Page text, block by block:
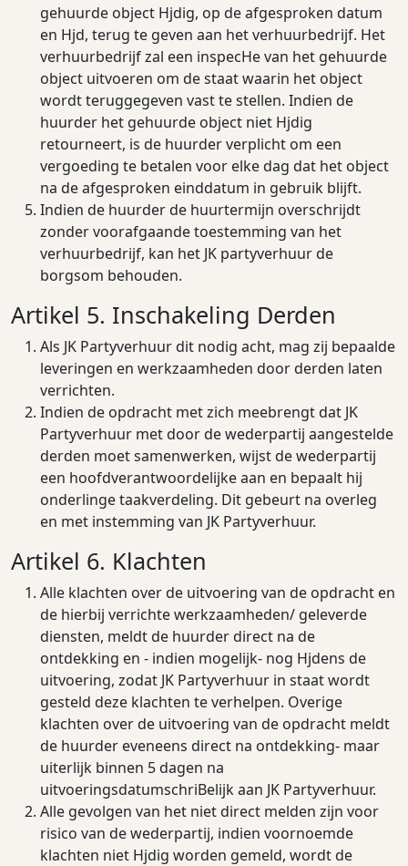
gehuurde object Hjdig, op de afgesproken datum
en Hjd, terug te geven aan het verhuurbedrijf. Het
verhuurbedrijf zal een inspecHe van het gehuurde
object uitvoeren om de staat waarin het object
wordt teruggegeven vast te stellen. Indien de
huurder het gehuurde object niet Hjdig
retourneert, is de huurder verplicht om een
vergoeding te betalen voor elke dag dat het object
na de afgesproken einddatum in gebruik blijft.
Indien de huurder de huurtermijn overschrijdt
zonder voorafgaande toestemming van het
verhuurbedrijf, kan het JK partyverhuur de
borgsom behouden.
Artikel 5. Inschakeling Derden
Als JK Partyverhuur dit nodig acht, mag zij bepaalde
leveringen en werkzaamheden door derden laten
verrichten.
Indien de opdracht met zich meebrengt dat JK
Partyverhuur met door de wederpartij aangestelde
derden moet samenwerken, wijst de wederpartij
een hoofdverantwoordelijke aan en bepaalt hij
onderlinge taakverdeling. Dit gebeurt na overleg
en met instemming van JK Partyverhuur.
Artikel 6. Klachten
Alle klachten over de uitvoering van de opdracht en
de hierbij verrichte werkzaamheden/ geleverde
diensten, meldt de huurder direct na de
ontdekking en - indien mogelijk- nog Hjdens de
uitvoering, zodat JK Partyverhuur in staat wordt
gesteld deze klachten te verhelpen. Overige
klachten over de uitvoering van de opdracht meldt
de huurder eveneens direct na ontdekking- maar
uiterlijk binnen 5 dagen na
uitvoeringsdatumschriBelijk aan JK Partyverhuur.
Alle gevolgen van het niet direct melden zijn voor
risico van de wederpartij, indien voornoemde
klachten niet Hjdig worden gemeld, wordt de